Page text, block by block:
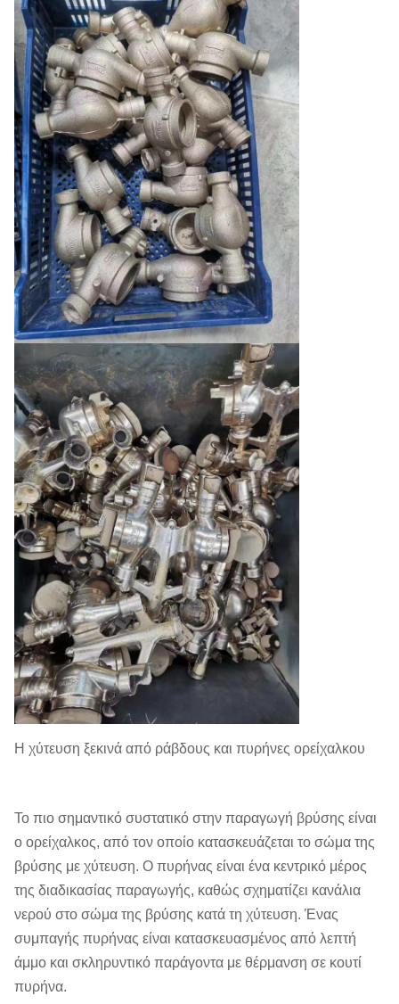
Η χύτευση ξεκινά από ράβδους και πυρήνες ορείχαλκου
Το πιο σημαντικό συστατικό στην παραγωγή βρύσης είναι
ο ορείχαλκος, από τον οποίο κατασκευάζεται το σώμα της
βρύσης με χύτευση. Ο πυρήνας είναι ένα κεντρικό μέρος
της διαδικασίας παραγωγής, καθώς σχηματίζει κανάλια
νερού στο σώμα της βρύσης κατά τη χύτευση. Ένας
συμπαγής πυρήνας είναι κατασκευασμένος από λεπτή
άμμο και σκληρυντικό παράγοντα με θέρμανση σε κουτί
πυρήνα.